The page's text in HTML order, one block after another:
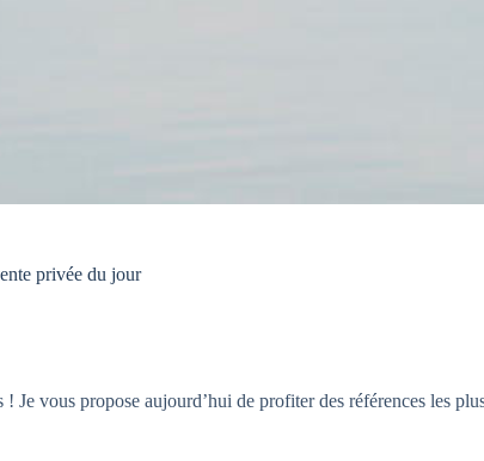
privée du jour
! Je vous propose aujourd’hui de profiter des références les